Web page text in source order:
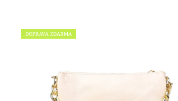
DOPRAVA ZDARMA